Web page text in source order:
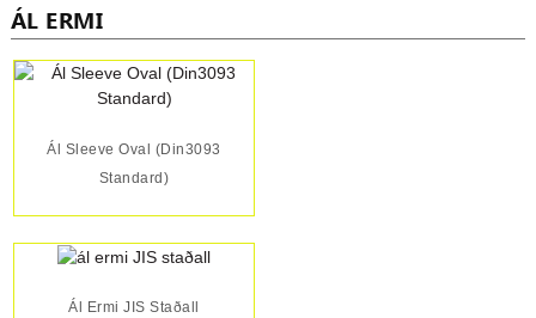
ÁL ERMI
Ál Sleeve Oval (Din3093
Standard)
Ál Ermi JIS Staðall